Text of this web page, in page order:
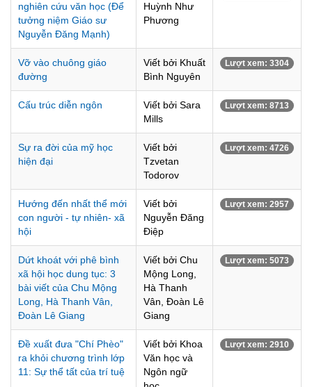
nghiên cứu văn học (Để
tưởng niệm Giáo sư
Nguyễn Đăng Mạnh)
Huỳnh Như
Phương
Vỡ vào chuông giáo
đường
Viết bởi Khuất
Bình Nguyên
Lượt xem: 3304
Cấu trúc diễn ngôn
Viết bởi Sara
Mills
Lượt xem: 8713
Sự ra đời của mỹ học
hiện đại
Viết bởi
Tzvetan
Todorov
Lượt xem: 4726
Hướng đến nhất thể mới
con người - tự nhiên- xã
hội
Viết bởi
Nguyễn Đăng
Điệp
Lượt xem: 2957
Dứt khoát với phê bình
xã hội học dung tục: 3
bài viết của Chu Mộng
Long, Hà Thanh Vân,
Đoàn Lê Giang
Viết bởi Chu
Mộng Long,
Hà Thanh
Vân, Đoàn Lê
Giang
Lượt xem: 5073
Đề xuất đưa "Chí Phèo"
ra khỏi chương trình lớp
11: Sự thể tất của trí tuệ
Viết bởi Khoa
Văn học và
Ngôn ngữ
Lượt xem: 2910